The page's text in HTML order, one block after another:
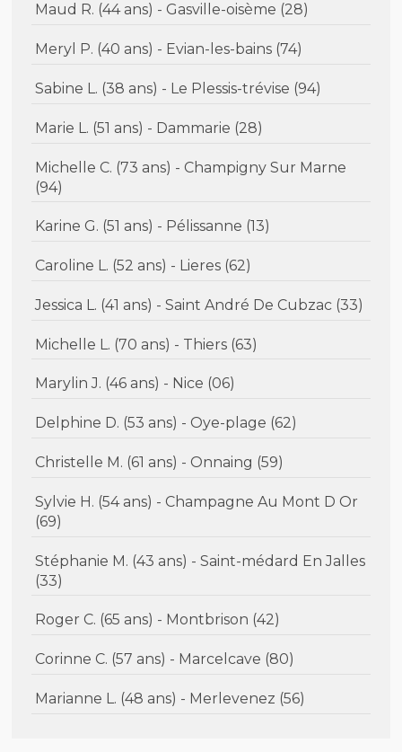
Maud R. (44 ans) - Gasville-oisème (28)
Meryl P. (40 ans) - Evian-les-bains (74)
Sabine L. (38 ans) - Le Plessis-trévise (94)
Marie L. (51 ans) - Dammarie (28)
Michelle C. (73 ans) - Champigny Sur Marne
(94)
Karine G. (51 ans) - Pélissanne (13)
Caroline L. (52 ans) - Lieres (62)
Jessica L. (41 ans) - Saint André De Cubzac (33)
Michelle L. (70 ans) - Thiers (63)
Marylin J. (46 ans) - Nice (06)
Delphine D. (53 ans) - Oye-plage (62)
Christelle M. (61 ans) - Onnaing (59)
Sylvie H. (54 ans) - Champagne Au Mont D Or
(69)
Stéphanie M. (43 ans) - Saint-médard En Jalles
(33)
Roger C. (65 ans) - Montbrison (42)
Corinne C. (57 ans) - Marcelcave (80)
Marianne L. (48 ans) - Merlevenez (56)